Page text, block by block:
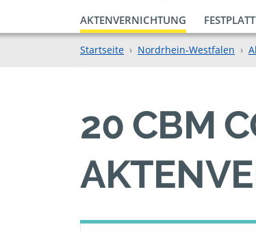
AKTENVERNICHTUNG
Startseite Nordrhein-Westfalen
20 CBM